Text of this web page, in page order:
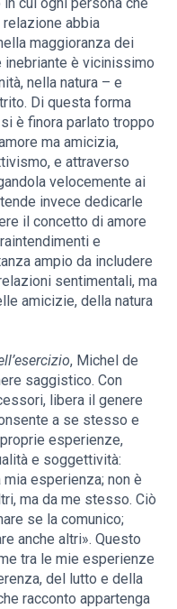
in cui ogni persona che
relazione abbia
maggioranza dei
inebriante è vicinissimo
nella natura – e
Di questa forma
è finora parlato troppo
ma amicizia,
e attraverso
velocemente ai
invece dedicarle
il concetto di amore
e
ampio da includere
sentimentali, ma
amicizie, della natura
, Michel de
saggistico. Con
libera il genere
a se stesso e
esperienze,
e soggettività:
mia esperienza; non è
ma da me stesso. Ciò
se la comunico;
anche altri». Questo
tra le mie esperienze
del lutto e della
racconto appartenga